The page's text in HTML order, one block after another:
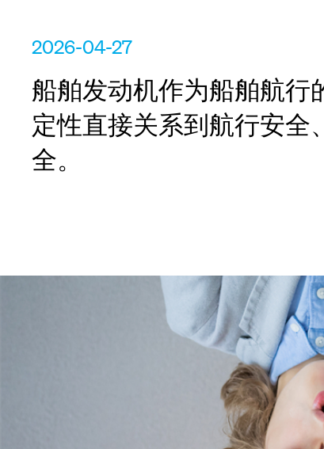
2026-04-27
船舶发动机作为船舶航行
定性直接关系到航行安全
全。